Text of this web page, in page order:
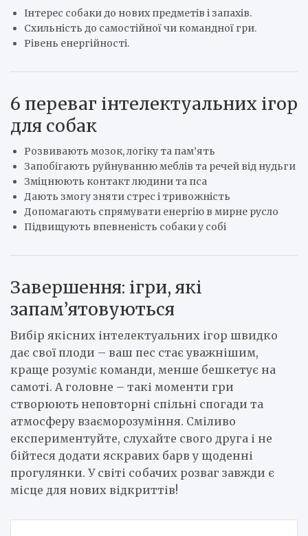
Інтерес собаки до нових предметів і запахів.
Схильність до самостійної чи командної гри.
Рівень енергійності.
6 переваг інтелектуальних ігор
для собак
Розвивають мозок, логіку та пам’ять
Запобігають руйнуванню меблів та речей від нудьги
Зміцнюють контакт людини та пса
Дають змогу зняти стрес і тривожність
Допомагають спрямувати енергію в мирне русло
Підвищують впевненість собаки у собі
Завершення: ігри, які
запам’ятовуються
Вибір якісних інтелектуальних ігор швидко
дає свої плоди – ваш пес стає уважнішим,
краще розуміє команди, менше бешкетує на
самоті. А головне – такі моменти гри
створюють неповторні спільні спогади та
атмосферу взаєморозуміння. Сміливо
експериментуйте, слухайте свого друга і не
бійтеся додати яскравих барв у щоденні
прогулянки. У світі собачих розваг завжди є
місце для нових відкриттів!